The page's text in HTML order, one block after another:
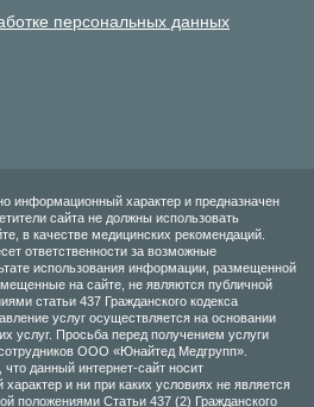
персональных данных
информационный характер и предназначен
сайта не должны использовать
в качестве медицинских рекомендаций.
ответственности за возможные
использования информации, размещенной
на сайте, не являются публичной
статьи 437 Гражданского кодекса
услуг осуществляется на основании
услуг. Просьба перед получением услуги
ООО «Юнайтед Медгрупп».
данный интернет-сайт носит
и ни при каких условиях не является
положениями Статьи 437 (2) Гражданского